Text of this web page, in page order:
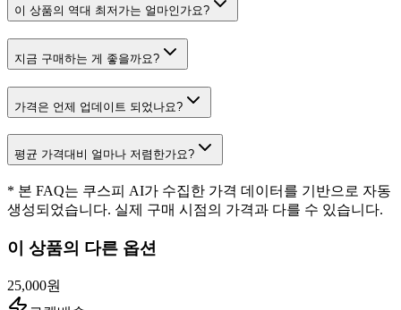
이 상품의 역대 최저가는 얼마인가요?
지금 구매하는 게 좋을까요?
가격은 언제 업데이트 되었나요?
평균 가격대비 얼마나 저렴한가요?
* 본 FAQ는 쿠스피 AI가 수집한 가격 데이터를 기반으로 자동
생성되었습니다. 실제 구매 시점의 가격과 다를 수 있습니다.
이 상품의 다른 옵션
25,000원